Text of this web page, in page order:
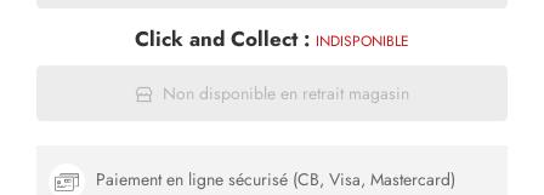
Click and Collect : INDISPONIBLE
Non disponible en retrait magasin
Paiement en ligne sécurisé (CB, Visa, Mastercard)